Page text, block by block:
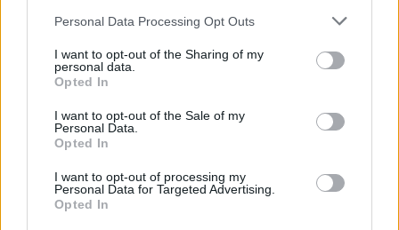
Please note that this website/app uses one or more Google
not limited to your visit or usage behaviour. You may click to
grant or deny consent to Google and its third-party tags to
use your data for below specified purposes in below Google
consent section.
Personal Data Processing Opt Outs
I want to opt-out of the Sharing of my
personal data.
Opted In
I want to opt-out of the Sale of my
Personal Data.
Opted In
I want to opt-out of processing my
Personal Data for Targeted Advertising.
Opted In
Népszerű